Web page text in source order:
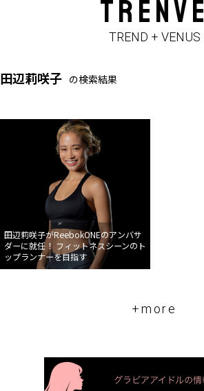
TRENVE
TREND + VENUS
田辺莉咲子 の検索結果
田辺莉咲子がReebokONEのアンバサ
ダーに就任！ フィットネスシーンのト
ップランナーを目指す
+more